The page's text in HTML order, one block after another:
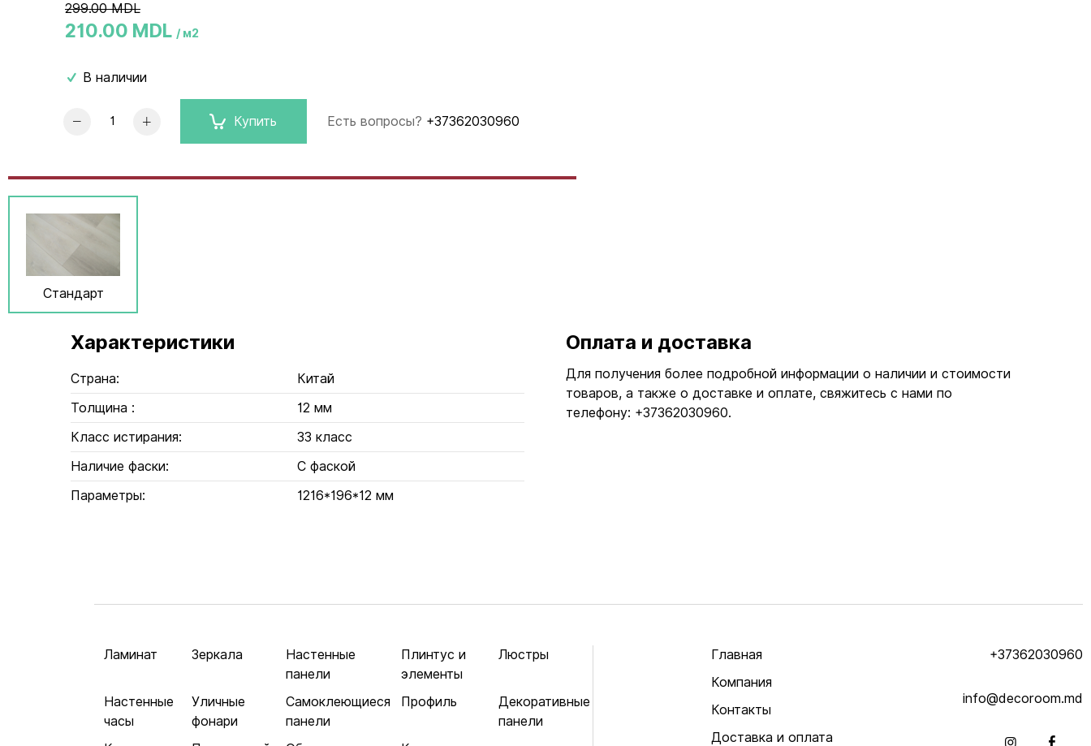
299.00 MDL
210.00 MDL / м2
В наличии
Купить Есть вопросы? +37362030960
Стандарт
Характеристики
Страна:
Китай
Толщина :
12 мм
Класс истирания:
33 класс
Наличие фаски:
С фаской
Параметры:
1216*196*12 мм
Оплата и доставка
Для получения более подробной информации о наличии и стоимости
товаров, а также о доставке и оплате, свяжитесь с нами по
телефону: +37362030960.
Ламинат
Настенные
часы
Зеркала
Уличные
фонари
Настенные
панели
Самоклеющиеся
панели
Плинтус и
элементы
Профиль
Люстры
Декоративные
панели
Главная
Компания
Контакты
Доставка и оплата
+37362030960
info@decoroom.md